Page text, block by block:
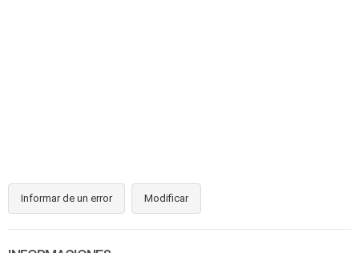
Informar de un error Modificar